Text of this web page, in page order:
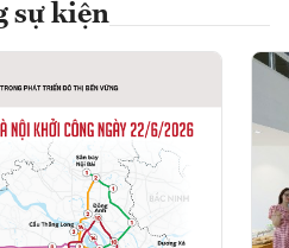
sự kiện